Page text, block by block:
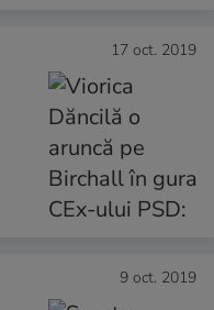
17 oct. 2019
9 oct. 2019